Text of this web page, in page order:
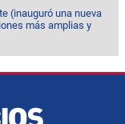
(inauguró una nueva
más amplias y